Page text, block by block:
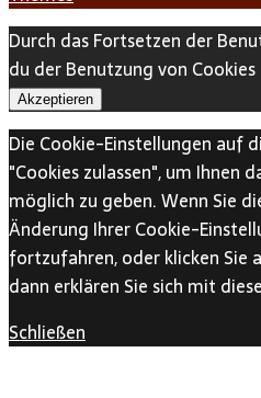
Durch das Fortsetzen der
du der Benutzung von Cookies
Akzeptieren
Die Cookie-Einstellungen auf
"Cookies zulassen", um Ihnen
möglich zu geben. Wenn Sie
Änderung Ihrer Cookie-
fortzufahren, oder klicken Sie
dann erklären Sie sich mit
Schließen